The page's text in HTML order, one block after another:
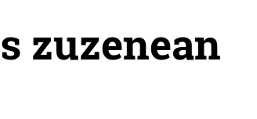
zuzenean